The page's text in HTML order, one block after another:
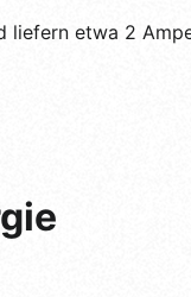
liefern etwa 2